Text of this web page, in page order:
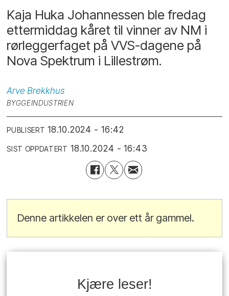
Kaja Huka Johannessen ble fredag
ettermiddag kåret til vinner av NM i
rørleggerfaget på VVS-dagene på
Nova Spektrum i Lillestrøm.
Arve Brekkhus
BYGGEINDUSTRIEN
PUBLISERT 18.10.2024 - 16:42
SIST OPPDATERT 18.10.2024 - 16:43
Denne artikkelen er over ett år gammel.
Kjære leser!